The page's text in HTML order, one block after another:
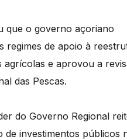
que o governo açoriano
regimes de apoio à
agrícolas e aprovou a
das Pescas.
do Governo Regional
de investimentos públicos